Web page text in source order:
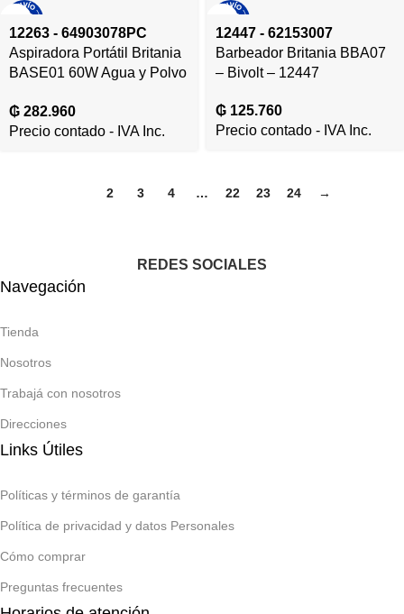
12263 - 64903078PC
Aspiradora Portátil Britania
BASE01 60W Agua y Polvo
₲ 282.960
Precio contado - IVA Inc.
12447 - 62153007
Barbeador Britania BBA07
– Bivolt – 12447
₲ 125.760
Precio contado - IVA Inc.
2 3 4 … 22 23 24 →
REDES SOCIALES
Navegación
Tienda
Nosotros
Trabajá con nosotros
Direcciones
Links Útiles
Políticas y términos de garantía
Política de privacidad y datos Personales
Cómo comprar
Preguntas frecuentes